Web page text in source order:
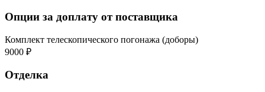
Опции за доплату от поставщика
Комплект телескопического погонажа (доборы)
9000 ₽
Отделка